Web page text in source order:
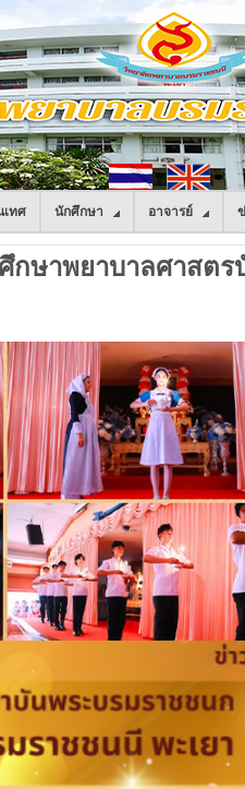
เทศ นักศึกษา อาจารย์
กษาพยาบาลศาสต